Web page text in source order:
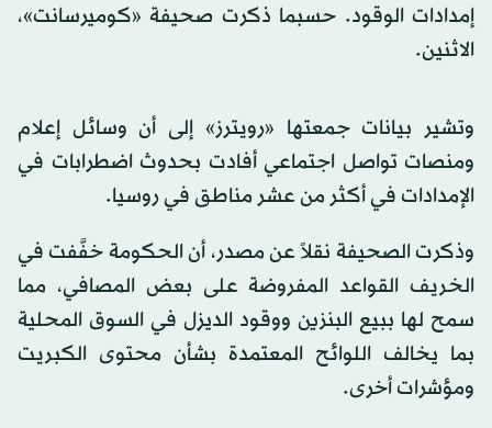
إمدادات الوقود. حسبما ذكرت صحيفة «كوميرسانت»،
الاثنين.
وتشير بيانات جمعتها «رويترز» إلى أن وسائل إعلام
ومنصات تواصل اجتماعي أفادت بحدوث اضطرابات في
الإمدادات في أكثر من عشر مناطق في روسيا.
وذكرت الصحيفة نقلاً عن مصدر، أن الحكومة خفَّفت في
الخريف القواعد المفروضة على بعض المصافي، مما
سمح لها ببيع البنزين ووقود الديزل في السوق المحلية
بما يخالف اللوائح المعتمدة بشأن محتوى الكبريت
ومؤشرات أخرى.